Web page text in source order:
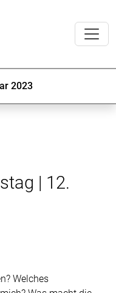
2023
| 12.
Welches